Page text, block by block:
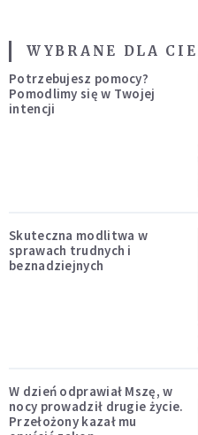
WYBRANE DLA
Potrzebujesz pomocy?
Pomodlimy się w Twojej
intencji
Skuteczna modlitwa w
sprawach trudnych i
beznadziejnych
W dzień odprawiał Mszę, w
nocy prowadził drugie życie.
Przełożony kazał mu